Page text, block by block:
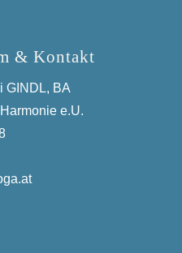
& Kontakt
GINDL, BA
e.U.